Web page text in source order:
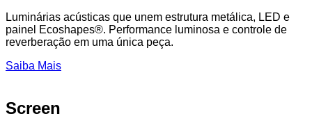
Luminárias acústicas que unem estrutura metálica, LED e
painel Ecoshapes®. Performance luminosa e controle de
reverberação em uma única peça.
Saiba Mais
Screen